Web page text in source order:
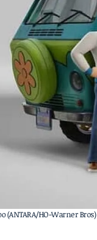
(ANTARA/HO-Warner Bros)